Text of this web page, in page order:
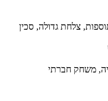
חתיכות), 8 תוספות, צלחת גדולה, סכין
חברתי